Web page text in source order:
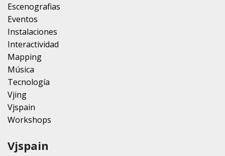
Escenografias
Eventos
Instalaciones
Interactividad
Mapping
Música
Tecnología
Vjing
Vjspain
Workshops
Vjspain